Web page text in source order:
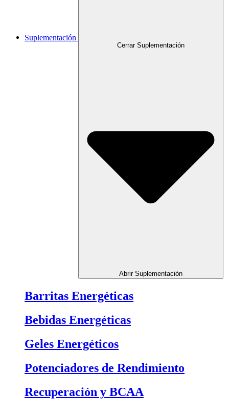
Suplementación
Cerrar Suplementación
Abrir Suplementación
Barritas Energéticas
Bebidas Energéticas
Geles Energéticos
Potenciadores de Rendimiento
Recuperación y BCAA